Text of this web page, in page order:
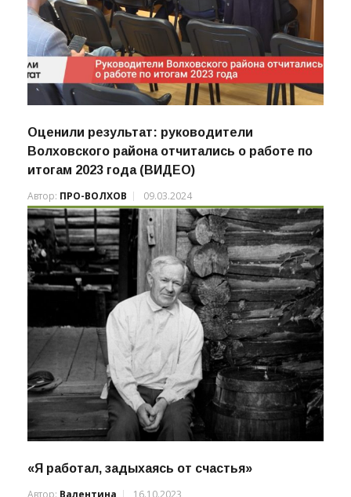
Оценили результат: руководители
Волховского района отчитались о работе по
итогам 2023 года (ВИДЕО)
Автор: ПРО-ВОЛХОВ 09.03.2024
«Я работал, задыхаясь от счастья»
Автор: Валентина 16.10.2023